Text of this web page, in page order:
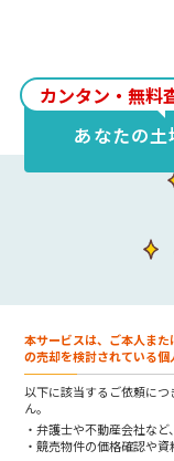
約1.54
カンタン・無料
あなたの土
本サービスは、ご本人ま
の売却を検討されている個
以下に該当するご依頼に
ん。
弁護士や不動産会社な
競売物件の価格確認や